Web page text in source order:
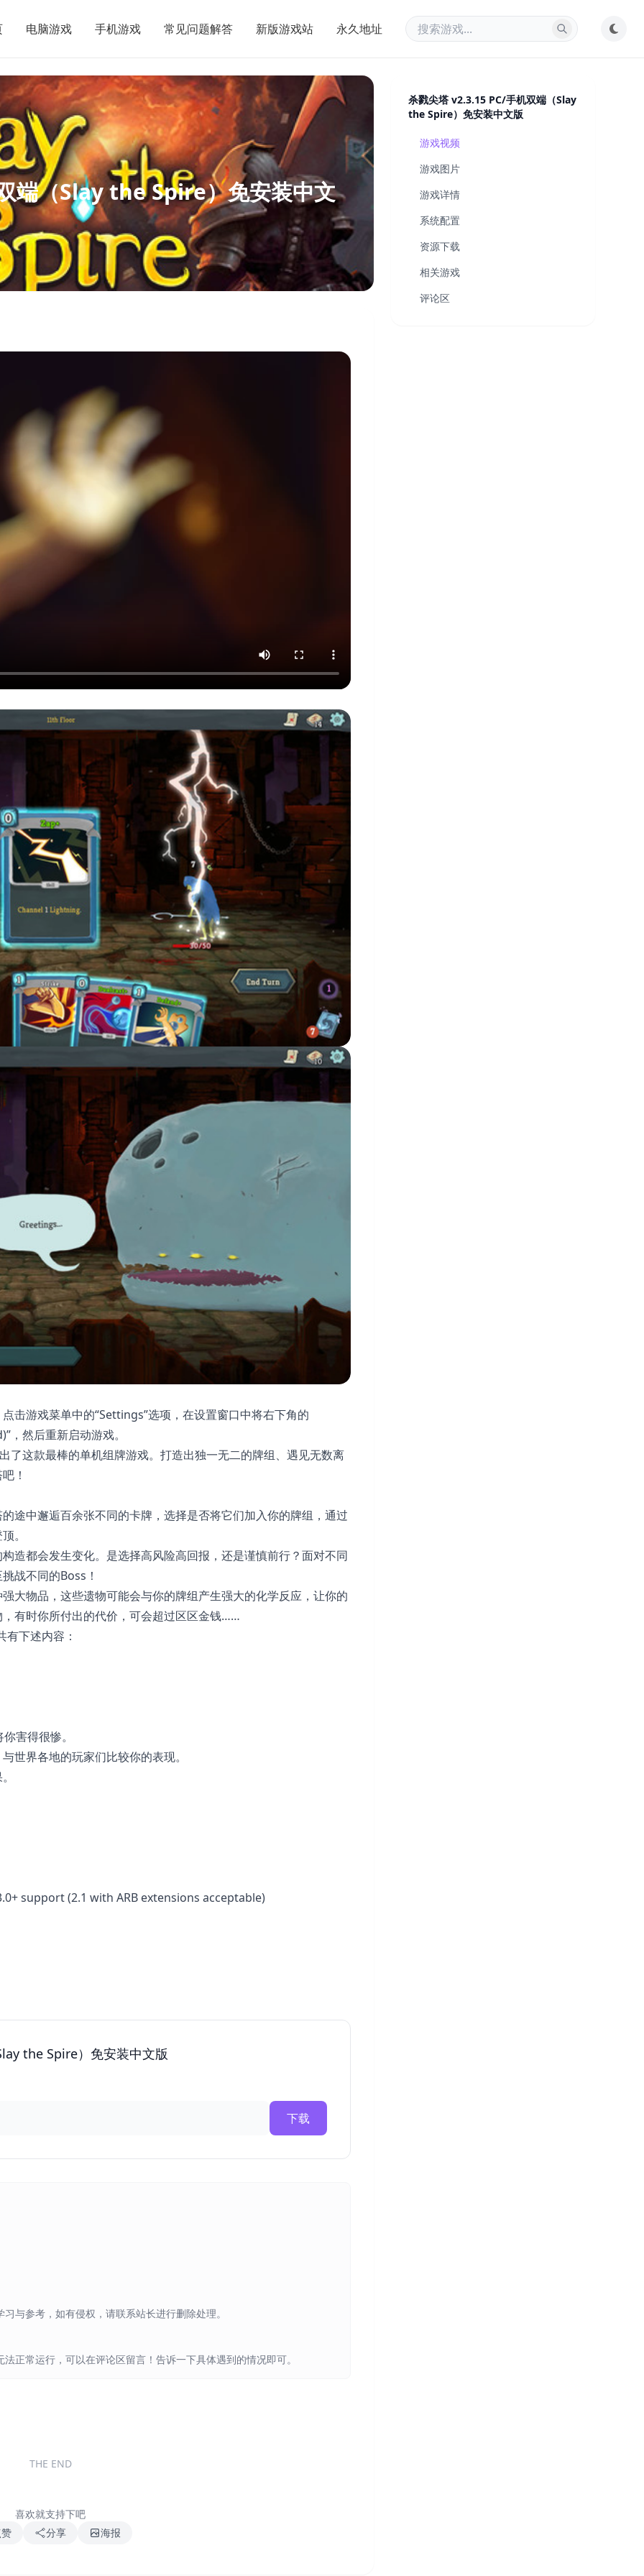
电脑游戏 手机游戏 常见问题解答 新版游戏站 永久地址
端（Slay the Spire）免安装中文
击游戏菜单中的“Settings”选项，在设置窗口中将右下角的
，然后重新启动游戏。
了这款最棒的单机组牌游戏。打造出独一无二的牌组、遇见无数离
！
途中邂逅百余张不同的卡牌，选择是否将它们加入你的牌组，通过
。
造都会发生变化。是选择高风险高回报，还是谨慎前行？面对不同
战不同的Boss！
大物品，这些遗物可能会与你的牌组产生强大的化学反应，让你的
有时你所付出的代价，可会超过区区金钱……
下述内容：
害得很惨。
世界各地的玩家们比较你的表现。
support (2.1 with ARB extensions acceptable)
the Spire）免安装中文版
下载
与参考，如有侵权，请联系站长进行删除处理。
正常运行，可以在评论区留言！告诉一下具体遇到的情况即可。
THE END
喜欢就支持下吧
分享 海报
杀戮尖塔 v2.3.15 PC/手机双端（Slay
the Spire）免安装中文版
游戏视频
游戏图片
游戏详情
系统配置
资源下载
相关游戏
评论区